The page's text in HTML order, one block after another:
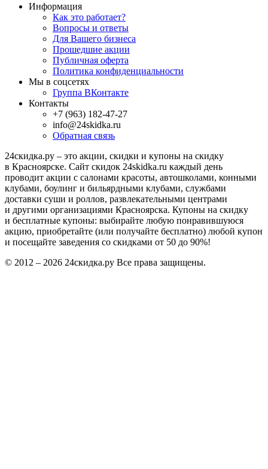
Информация
Как это работает?
Вопросы и ответы
Для Вашего бизнеса
Прошедшие акции
Публичная оферта
Политика конфиденциальности
Мы в соцсетях
Группа ВКонтакте
Контакты
+7 (963) 182-47-27
info@24skidka.ru
Обратная связь
24скидка.ру – это акции, скидки и купоны на скидку
в Красноярске. Сайт скидок 24skidka.ru каждый день
проводит акции с салонами красоты, автошколами, конными
клубами, боулинг и бильярдными клубами, службами
доставки суши и роллов, развлекательными центрами
и другими организациями Красноярска. Купоны на скидку
и бесплатные купоны: выбирайте любую понравившуюся
акцию, приобретайте (или получайте бесплатно) любой купон
и посещайте заведения со скидками от 50 до 90%!
© 2012 – 2026 24скидка.ру Все права защищены.